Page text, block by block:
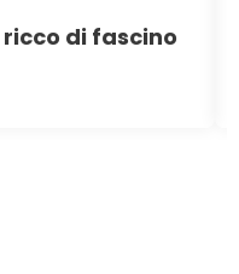
di fascino